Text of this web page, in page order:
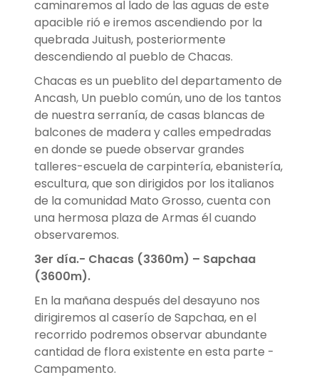
caminaremos al lado de las aguas de este
apacible rió e iremos ascendiendo por la
quebrada Juitush, posteriormente
descendiendo al pueblo de Chacas.
Chacas es un pueblito del departamento de
Ancash, Un pueblo común, uno de los tantos
de nuestra serranía, de casas blancas de
balcones de madera y calles empedradas
en donde se puede observar grandes
talleres-escuela de carpintería, ebanistería,
escultura, que son dirigidos por los italianos
de la comunidad Mato Grosso, cuenta con
una hermosa plaza de Armas él cuando
observaremos.
3er día.- Chacas (3360m) – Sapchaa
(3600m).
En la mañana después del desayuno nos
dirigiremos al caserío de Sapchaa, en el
recorrido podremos observar abundante
cantidad de flora existente en esta parte -
Campamento.